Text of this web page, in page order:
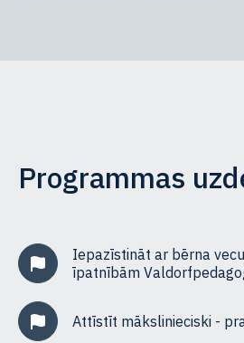
Programmas
Iepazīstināt ar bērna
īpatnībām
Attīstīt mākslinieciski -